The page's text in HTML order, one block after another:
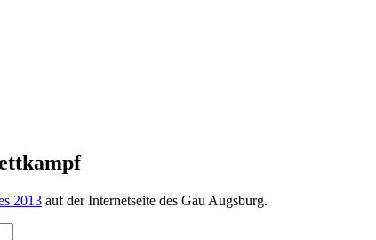
2013 auf der Internetseite des Gau Augsburg.